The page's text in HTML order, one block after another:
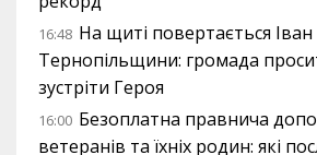
16:48 На щиті повертається
Тернопільщини: громада
зустріти Героя
16:00 Безоплатна правнича
ветеранів та їхніх родин: які